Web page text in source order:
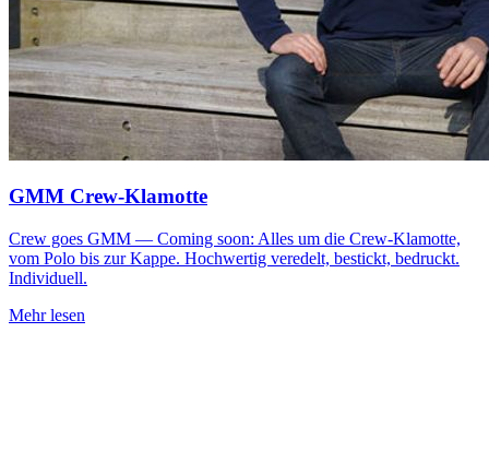
GMM Crew-Klamotte
Crew goes GMM — Coming soon: Alles um die Crew-Klamotte,
vom Polo bis zur Kappe. Hochwertig veredelt, bestickt, bedruckt.
Individuell.
Mehr lesen